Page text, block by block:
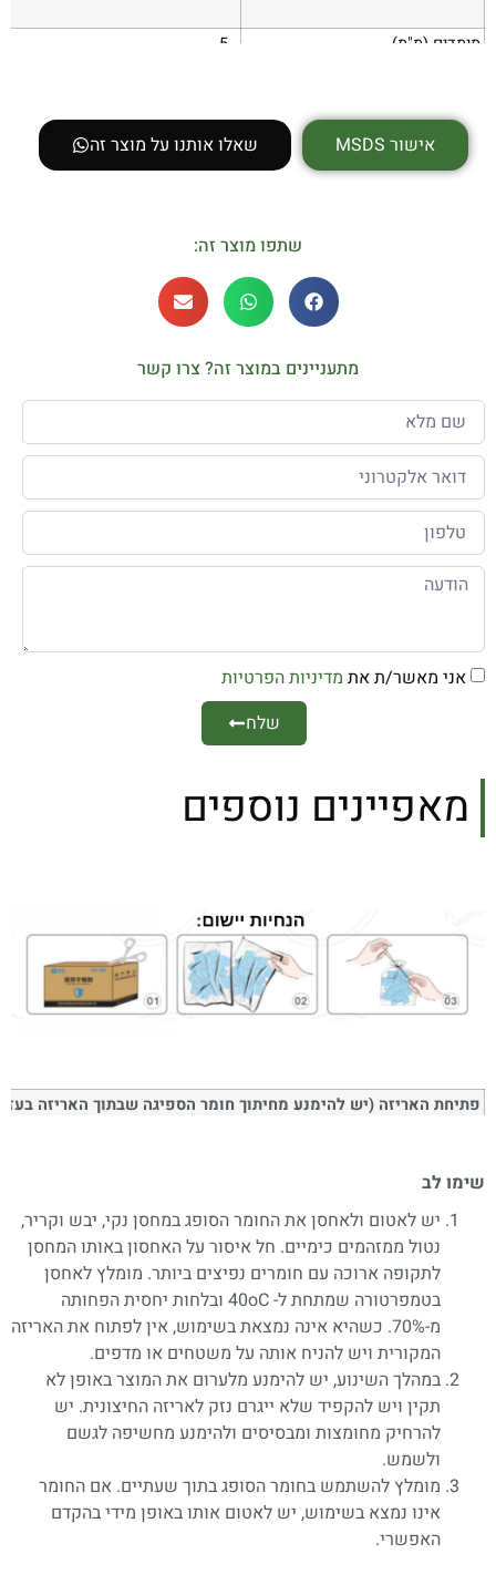
מימדים (מ"מ)
אישור MSDS שאלו אותנו על מוצר זה
שתפו מוצר זה:
מתעניינים במוצר זה? צרו קשר
אני מאשר/ת את מדיניות הפרטיות
שלח
מאפיינים נוספים
פתיחת האריזה (יש להימנע מחיתוך חומר הספיגה שבתוך האריזה
שימו לב
יש לאטום ולאחסן את החומר הסופג במחסן נקי, יבש וקריר,
נטול ממזהמים כימיים. חל איסור על האחסון באותו המחסן
לתקופה ארוכה עם חומרים נפיצים ביותר. מומלץ לאחסן
בטמפרטורה שמתחת ל- 40 o
C ובלחות יחסית הפחותה
מ-70%. כשהיא אינה נמצאת בשימוש, אין לפתוח את האריזה
המקורית ויש להניח אותה על משטחים או מדפים.
במהלך השינוע, יש להימנע מלערום את המוצר באופן לא
תקין ויש להקפיד שלא ייגרם נזק לאריזה החיצונית. יש
להרחיק מחומצות ומבסיסים ולהימנע מחשיפה לגשם
ולשמש.
מומלץ להשתמש בחומר הסופג בתוך שעתיים. אם החומר
אינו נמצא בשימוש, יש לאטום אותו באופן מידי בהקדם
האפשרי.